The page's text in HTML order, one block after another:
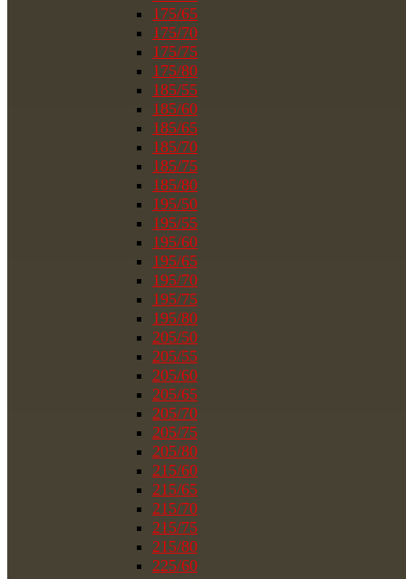
175/65
175/70
175/75
175/80
185/55
185/60
185/65
185/70
185/75
185/80
195/50
195/55
195/60
195/65
195/70
195/75
195/80
205/50
205/55
205/60
205/65
205/70
205/75
205/80
215/60
215/65
215/70
215/75
215/80
225/60